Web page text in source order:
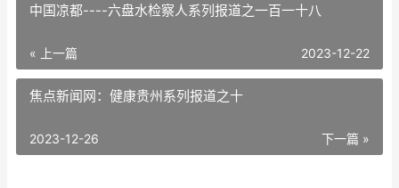
中国凉都----六盘水检察人系列报道之一百一十八
« 上一篇 2023-12-22
焦点新闻网：健康贵州系列报道之十
下一篇 »
2023-12-26